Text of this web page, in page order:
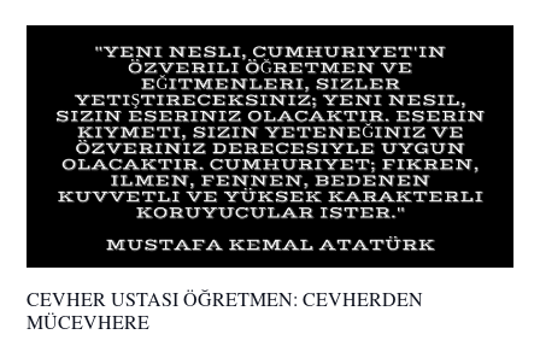
CEVHER USTASI ÖĞRETMEN: CEVHERDEN
MÜCEVHERE